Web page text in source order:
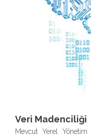
Veri Madenciliği
Mevcut Yerel